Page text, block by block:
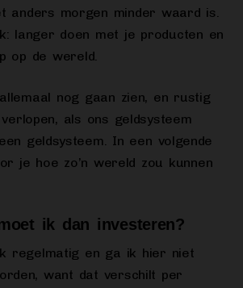
anders morgen minder waard is.
langer doen met je producten en
op de wereld.
nog gaan zien, en rustig
als ons geldsysteem
geldsysteem. In een volgende
je hoe zo’n wereld zou kunnen
ik dan investeren?
regelmatig en ga ik hier niet
want dat verschilt per